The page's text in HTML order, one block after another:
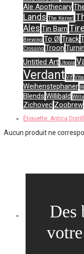
Ale Apothecary
Lands The Kernel
Ales Tin Barn
Brewing To Øl Track
Crossing Troon
Untitled Art Utopia
Verdant Vif
Weihenstephaner
Blends Willibald Wills
Zichovec Zoobrew
Étiquette: Antica
Aucun produit ne
Des